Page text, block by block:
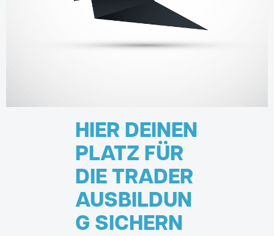
HIER DEINEN
PLATZ FÜR
DIE TRADER
AUSBILDUN
G SICHERN